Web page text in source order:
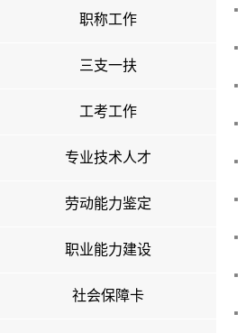
职称工作
三支一扶
工考工作
专业技术人才
劳动能力鉴定
职业能力建设
社会保障卡